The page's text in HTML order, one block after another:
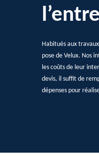
Habitués aux
pose de Velux. Nos
les coûts de leur
devis, il suffit de
dépenses pour